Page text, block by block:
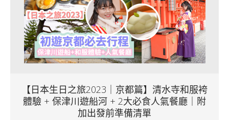
【日本生日之旅2023｜京都篇】清水寺和服袴
體驗 + 保津川遊船河 + 2大必食人氣餐廳｜附
加出發前準備清單